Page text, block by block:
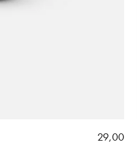
29,00